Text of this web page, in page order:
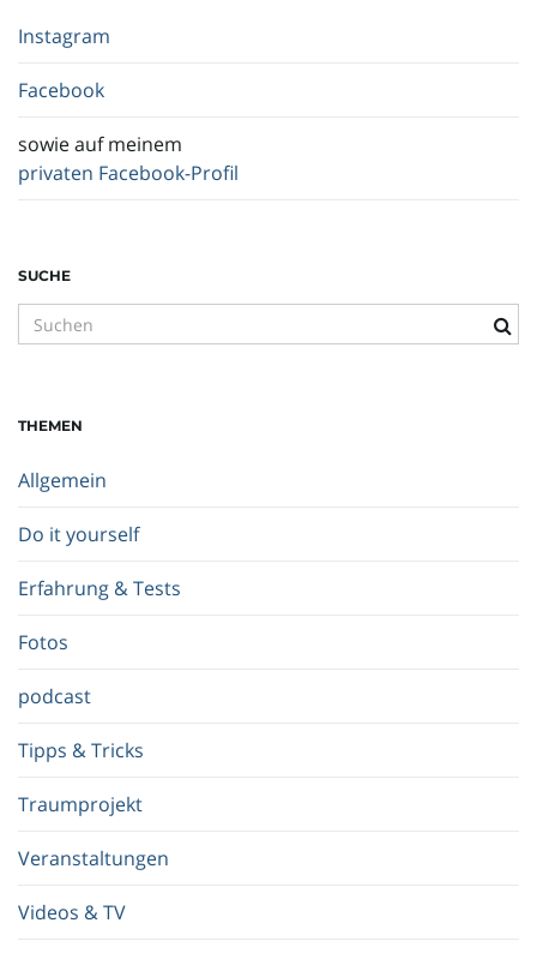
Instagram
Facebook
sowie auf meinem
privaten Facebook-Profil
SUCHE
u
b
g
i
f
.
.
.
THEMEN
Allgemein
Do it yourself
Erfahrung & Tests
Fotos
podcast
Tipps & Tricks
Traumprojekt
Veranstaltungen
Videos & TV